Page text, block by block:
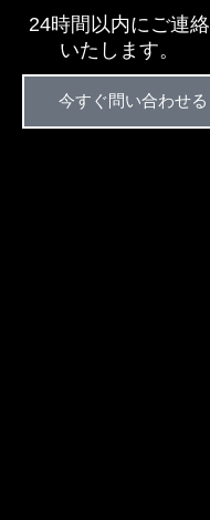
24時間以内にご連絡
いたします。
今すぐ問い合わせる